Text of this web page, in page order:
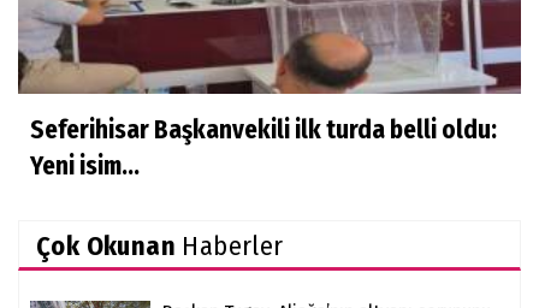
Seferihisar Başkanvekili ilk turda belli oldu:
Yeni isim...
Çok Okunan Haberler